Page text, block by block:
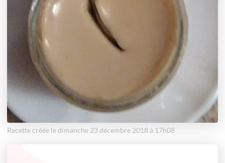
Recette créée le dimanche 23 décembre 2018 à 17h08